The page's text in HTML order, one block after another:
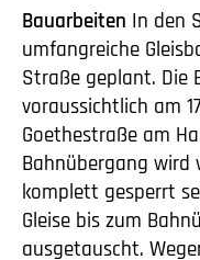
Bauarbeiten In den
umfangreiche
Straße geplant. Die
voraussichtlich am
Goethestraße am
Bahnübergang wird
komplett gesperrt
Gleise bis zum
ausgetauscht.